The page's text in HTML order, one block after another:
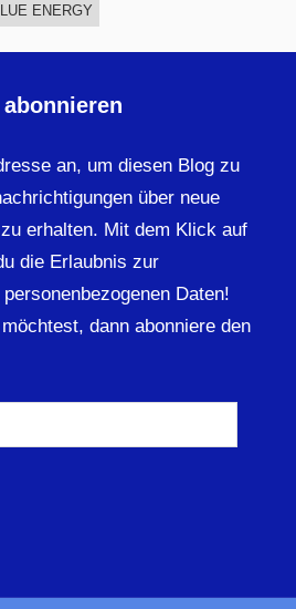
ENERGY
an, um diesen Blog zu
über neue
erhalten. Mit dem Klick auf
die Erlaubnis zur
Daten!
dann abonniere den